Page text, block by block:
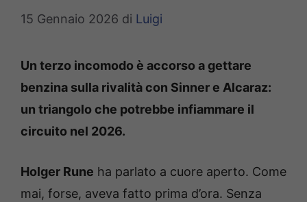
15 Gennaio 2026 di Luigi
Un terzo incomodo è accorso a gettare
benzina sulla rivalità con Sinner e Alcaraz:
un triangolo che potrebbe infiammare il
circuito nel 2026.
Holger Rune ha parlato a cuore aperto. Come
mai, forse, aveva fatto prima d’ora. Senza